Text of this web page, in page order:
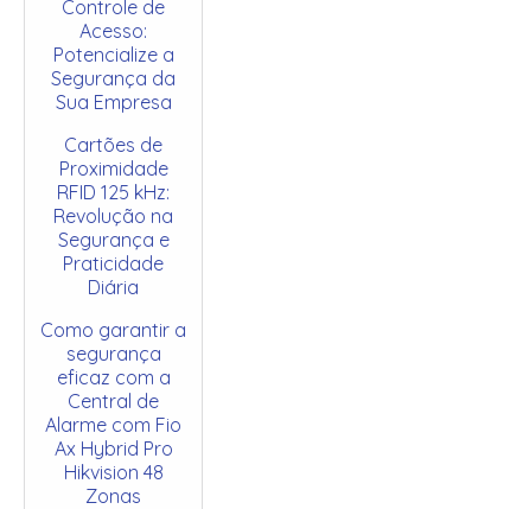
Controle de
Acesso:
Potencialize a
Segurança da
Sua Empresa
Cartões de
Proximidade
RFID 125 kHz:
Revolução na
Segurança e
Praticidade
Diária
Como garantir a
segurança
eficaz com a
Central de
Alarme com Fio
Ax Hybrid Pro
Hikvision 48
Zonas